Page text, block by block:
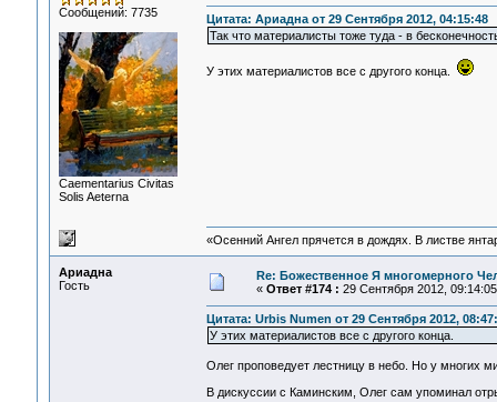
Сообщений: 7735
Сaementarius Civitas
Solis Aeterna
Цитата: Ариадна от 29 Сентября 2012, 04:15:48
Так что материалисты тоже туда - в
У этих материалистов все с другого конца.
«Осенний Ангел прячется в дождях. В листве
Ариадна
Гость
Re: Божественное Я многомерного
« Ответ #174 : 29 Сентября 2012,
Цитата: Urbis Numen от 29 Сентября 2012,
У этих материалистов все с другого конца.
Олег проповедует лестницу в небо. Но у многих
В дискуссии с Каминским, Олег сам упоминал